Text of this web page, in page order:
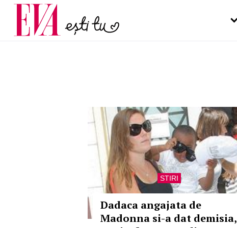
STIRI
Dadaca angajata de
Madonna si-a dat demisia,
Carieră
Actualitate